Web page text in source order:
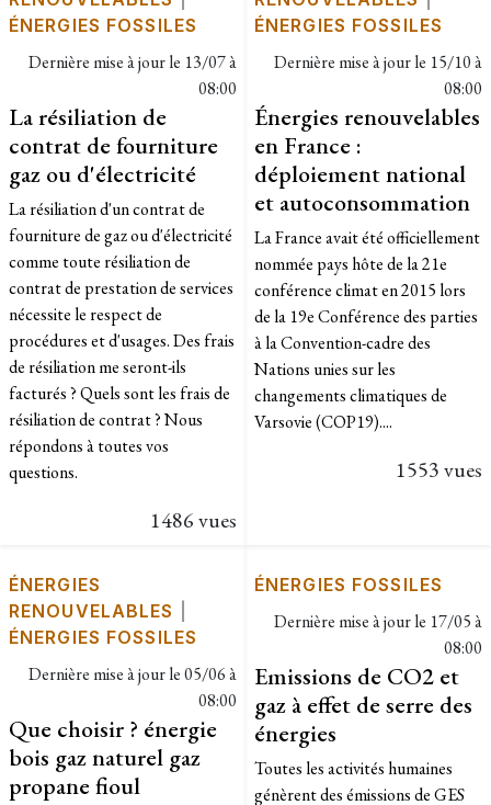
ÉNERGIES FOSSILES
Dernière mise à jour le 13/07 à
08:00
La résiliation de
contrat de fourniture
gaz ou d'électricité
La résiliation d'un contrat de
fourniture de gaz ou d'électricité
comme toute résiliation de
contrat de prestation de services
nécessite le respect de
procédures et d'usages. Des frais
de résiliation me seront-ils
facturés ? Quels sont les frais de
résiliation de contrat ? Nous
répondons à toutes vos
questions.
1486 vues
ÉNERGIES FOSSILES
Dernière mise à jour le 15/10 à
08:00
Énergies renouvelables
en France :
déploiement national
et autoconsommation
La France avait été officiellement
nommée pays hôte de la 21e
conférence climat en 2015 lors
de la 19e Conférence des parties
à la Convention-cadre des
Nations unies sur les
changements climatiques de
Varsovie (COP19)....
1553 vues
ÉNERGIES
RENOUVELABLES
ÉNERGIES FOSSILES
Dernière mise à jour le05/06 à
08:00
Que choisir ? énergie
bois gaz naturel gaz
propane fioul
ÉNERGIES FOSSILES
Dernière mise à jour le 17/05 à
08:00
Emissions de CO2 et
gaz à effet de serre des
énergies
Toutes les activités humaines
génèrent des émissions de GES